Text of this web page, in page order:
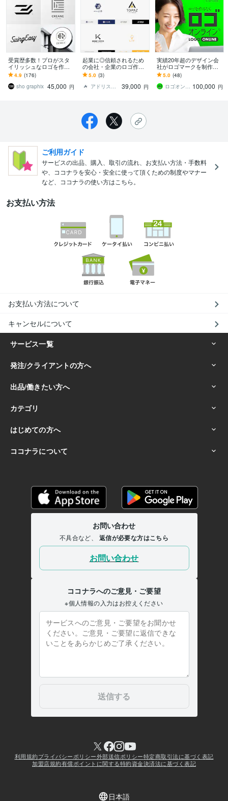
受賞歴多数！プロがスタ
イリッシュなロゴを作成
します 企業／個人実績多
数 想いを丁寧にカタチ
にします
4.9 (176)
sho graphix 45,000 円
起業に◎信頼されるため
の会社・企業のロゴ作成
します 会社設立・法人化
時にオススメ！洗練され
た企業ロゴを提案します
5.0 (3)
アドリス｜総合WEBコンサルティング会社
39,000 円
実績20年超のデザイン会
社がロゴマークを制作し
ます 法人企業・店舗・ブ
ランドなど【評価5／丁寧
対応／修正無制限】
5.0 (48)
ロゴオンライン（LOGO ONLINE） 100,000 円
ご利用ガイド
サービスの出品、購入、取引の流れ、お支払い方法・手数料
や、ココナラを安心・安全に使って頂くための制度やマナー
など、ココナラの使い方はこちら。
お支払い方法
お支払い方法について
キャンセルについて